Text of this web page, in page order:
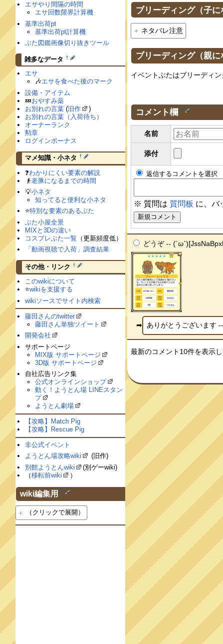
ブリーディング（子に
ネタバレ注意
ブリーディング（親に
イベントぶたはブリーディン
コメント欄 †
名前
添付
返信するコメントを選択
※ 質問は 質問板 に、バ
どうぞ --
ありがとうございます
最新のコメント10件を表示
エサやり間隔の時間
エサ回数限界計算機
基準出荷pt
基準出荷pt計算機
ぶた図鑑画像切り抜きツール
雑多なデータ †
エサ
🎶エサを食べた後のマーク
設備・アイテム
💤おやすみ薬
お別れの言葉 (旧作
)
お別れの言葉（入荷待ち）
オーナーランク
勲章
ログインボーナス
マメ知識・小ネタ †
❓わかりにくい要素の解説
👴老豚になるまでの時間
💡小ネタ
知ってると便利な小ネタ
⭐️特別な要素のあるぶた
ぶた小屋全景
MIXと3Dの違い
コスプレぶた一覧 （更新頻度低）
「動画視聴で入荷」調査結果
その他・リンク †
このwikiについて
⭐️wikiを支援する
wikiソースでサイト内検索
藤田さんのtwitter
藤田さん単独ツイート
開発会社
サポートページ
MIX版 サポートページ
3D版 サポートページ
自社広告リンク集
公式オンラインショップ
動く！ようとん場 LINEスタン
プ
ようとん劇場
【攻略】Match Pig
【攻略】Rescue Pig
非公式イベント
ようとん場攻略wiki
(旧作)
別館ようとんwiki
(別ゲーwiki)
（移転前wiki ）
wiki編集用 †
（クリックで展開）